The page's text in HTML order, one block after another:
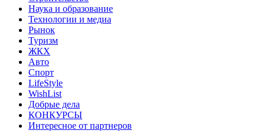
Наука и образование
Технологии и медиа
Рынок
Туризм
ЖКХ
Авто
Спорт
LifeStyle
WishList
Добрые дела
КОНКУРСЫ
Интересное от партнеров